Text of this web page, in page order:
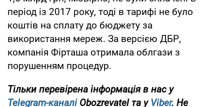
період із 2017 року, тоді в тарифі не було
коштів на сплату до бюджету за
використання мереж. За версією ДБР,
компанія Фірташа отримала облгази з
порушенням процедур.
Тільки перевірена інформація в нас у
Telegram-каналіObozrevatel та уViber. Не